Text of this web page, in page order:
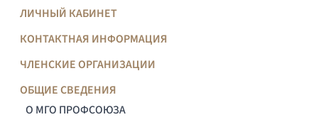
ЛИЧНЫЙ КАБИНЕТ
КОНТАКТНАЯ ИНФОРМАЦИЯ
ЧЛЕНСКИЕ ОРГАНИЗАЦИИ
ОБЩИЕ СВЕДЕНИЯ
О МГО ПРОФСОЮЗА